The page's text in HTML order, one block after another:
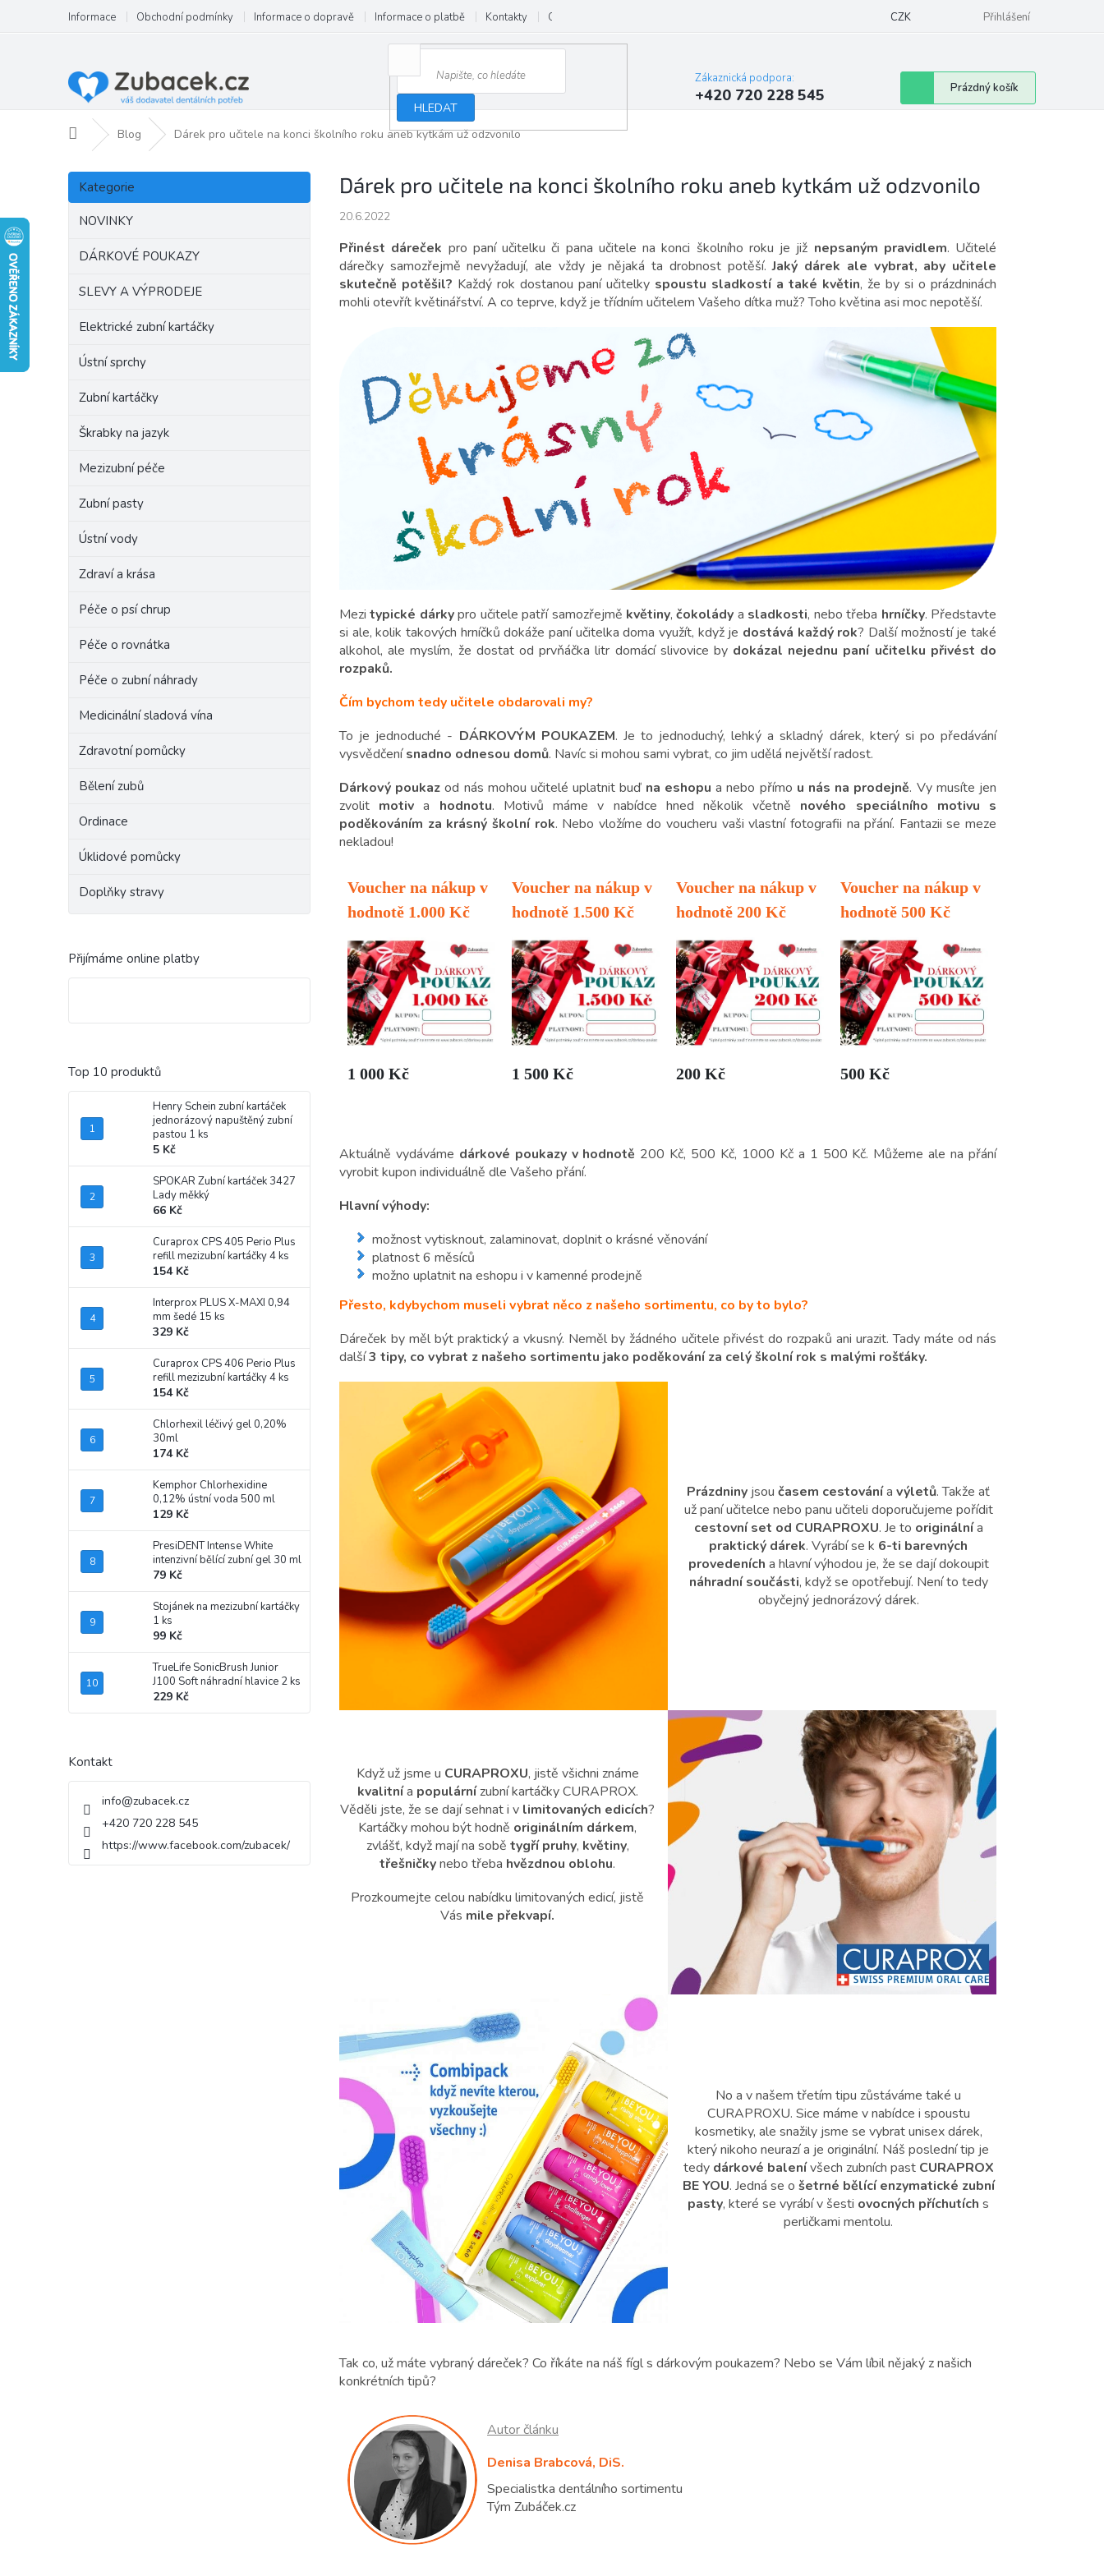
obsah
Informace Obchodní podmínky Informace o dopravě Informace o platbě Kontakty O nás Podmínky ochrany osobních údajů e-
CZK Přihlášení
HLEDAT
Zákaznická podpora:
+420 720 228 545
Nákupní
košík
Prázdný košík
Domů Blog Dárek pro učitele na konci školního roku aneb kytkám už odzvonilo
P
s
Přeskočit
kategorie
Kategorie
NOVINKY
DÁRKOVÉ POUKAZY
SLEVY A VÝPRODEJE
Elektrické zubní kartáčky
Ústní sprchy
Zubní kartáčky
Škrabky na jazyk
Mezizubní péče
Zubní pasty
Ústní vody
Zdraví a krása
Péče o psí chrup
Péče o rovnátka
Péče o zubní náhrady
Medicinální sladová vína
Zdravotní pomůcky
Bělení zubů
Ordinace
Úklidové pomůcky
Doplňky stravy
Přijímáme online platby
Top 10 produktů
Henry Schein zubní kartáček
jednorázový napuštěný zubní
pastou 1 ks
5 Kč
SPOKAR Zubní kartáček 3427
Lady měkký
66 Kč
Curaprox CPS 405 Perio Plus
refill mezizubní kartáčky 4 ks
154 Kč
Interprox PLUS X-MAXI 0,94
mm šedé 15 ks
329 Kč
Curaprox CPS 406 Perio Plus
refill mezizubní kartáčky 4 ks
154 Kč
Chlorhexil léčivý gel 0,20%
30ml
174 Kč
Kemphor Chlorhexidine
0,12% ústní voda 500 ml
129 Kč
PresiDENT Intense White
intenzivní bělící zubní gel 30 ml
79 Kč
Stojánek na mezizubní kartáčky
1 ks
99 Kč
TrueLife SonicBrush Junior
J100 Soft náhradní hlavice 2 ks
229 Kč
Kontakt
info@zubacek.cz
+420 720 228 545
https://www.facebook.com/zubacek/
Dárek pro učitele na konci školního roku aneb kytkám už odzvonilo
20.6.2022
Přinést dáreček pro paní učitelku či pana učitele na konci školního roku je již nepsaným pravidlem. Učitelé
dárečky samozřejmě nevyžadují, ale vždy je nějaká ta drobnost potěší.Jaký dárek ale vybrat, aby učitele
skutečně potěšil? Každý rok dostanou paní učitelky spoustu sladkostí a také květin, že by si o prázdninách
mohli otevřít květinářství. A co teprve, když je třídním učitelem Vašeho dítka muž? Toho květina asi moc nepotěší.
Mezitypické dárkypro učitele patří samozřejmě květiny,čokolády a sladkosti, nebo třeba hrníčky. Představte
si ale, kolik takových hrníčků dokáže paní učitelka doma využít, když je dostává každý rok? Další možností je také
alkohol, ale myslím, že dostat od prvňáčka litr domácí slivovice by dokázal nejednu paní učitelku přivést do
rozpaků.
Čím bychom tedy učitele obdarovali my?
To je jednoduché - DÁRKOVÝM POUKAZEM. Je to jednoduchý, lehký a skladný dárek, který si po předávání
vysvědčenísnadno odnesou domů. Navíc si mohou sami vybrat, co jim udělá největší radost.
Dárkový poukaz od nás mohou učitelé uplatnit buďna eshopu a nebo přímo u nás na prodejně. Vy musíte jen
zvolit motiv a hodnotu. Motivů máme v nabídce hned několik včetně nového speciálního motivu s
poděkováním za krásný školní rok. Nebo vložíme do voucheru vaši vlastní fotografii na přání. Fantazii se meze
nekladou!
Aktuálně vydáváme dárkové poukazy v hodnotě 200 Kč, 500 Kč, 1000 Kč a 1 500 Kč. Můžeme ale na přání
vyrobit kupon individuálně dle Vašeho přání.
Hlavní výhody:
možnost vytisknout, zalaminovat, doplnit o krásné věnování
platnost 6 měsíců
možno uplatnit na eshopu i v kamenné prodejně
Přesto, kdybychom museli vybrat něco z našeho sortimentu, co by to bylo?
Dáreček by měl být praktický a vkusný. Neměl by žádného učitele přivést do rozpaků ani urazit. Tady máte od nás
další3 tipy, co vybrat z našeho sortimentu jako poděkování za celý školní rok s malými rošťáky.
Prázdniny jsou časem cestovánía výletů. Takže ať
už paní učitelce nebo panu učiteli doporučujeme pořídit
cestovní set od CURAPROXU. Je to originálnía
praktický dárek. Vyrábí se k 6-ti barevných
provedeních a hlavní výhodou je, že se dají dokoupit
náhradní součásti, když se opotřebují. Není to tedy
obyčejný jednorázový dárek.
Když už jsme u CURAPROXU, jistě všichni známe
kvalitnía populárnízubní kartáčky CURAPROX.
Věděli jste, že se dají sehnat i v limitovaných edicích?
Kartáčky mohou být hodně originálním dárkem,
zvlášť, když mají na sobě tygří pruhy, květiny,
třešničkynebo třeba hvězdnou oblohu.
Prozkoumejte celou nabídku limitovaných edicí, jistě
Vás mile překvapí.
No a v našem třetím tipu zůstáváme také u
CURAPROXU. Sice máme v nabídce i spoustu
kosmetiky, ale snažily jsme se vybrat unisex dárek,
který nikoho neurazí a je originální. Náš poslední tip je
tedy dárkové balenívšech zubních pastCURAPROX
BE YOU. Jedná se o šetrné bělící enzymatické zubní
pasty, které se vyrábí v šesti ovocných příchutích s
perličkami mentolu.
Tak co, už máte vybraný dáreček? Co říkáte na náš fígl s dárkovým poukazem? Nebo se Vám líbil nějaký z našich
konkrétních tipů?
Autor článku
Denisa Brabcová, DiS.
Specialistka dentálního sortimentu
Tým Zubáček.cz